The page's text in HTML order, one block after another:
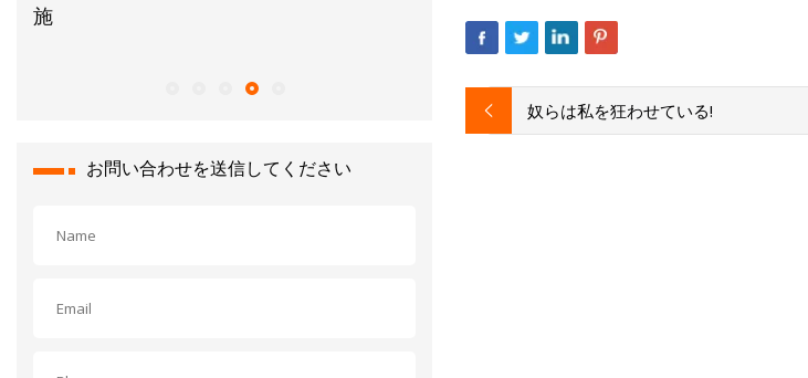
施
業は AI の温度を考慮してチャットボット
を採用すべき
お問い合わせを送信してください
奴らは私を狂わせている!